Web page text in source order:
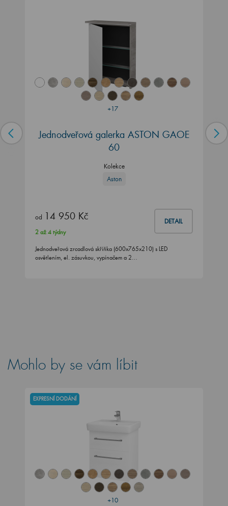
+17
Jednodveřová galerka ASTON GAOE
60
Kolekce
Aston
od 14 950 Kč DETAIL
2 až 4 týdny
Jednodveřová zrcadlová skříňka (600x765x210) s LED
osvětlením, el. zásuvkou, vypínačem a 2…
Mohlo by se vám líbit
+10
EXPRESNÍ DODÁNÍ